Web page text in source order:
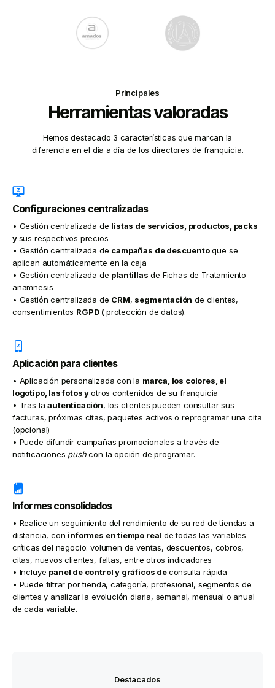
Principales
Herramientas valoradas
Hemos destacado 3 características que marcan la
diferencia en el día a día de los directores de franquicia.
Configuraciones centralizadas
• Gestión centralizada de listas de servicios, productos, packs
ysus respectivos precios
• Gestión centralizada de campañas de descuentoque se
aplican automáticamente en la caja
• Gestión centralizada de plantillas de Fichas de Tratamiento
anamnesis
• Gestión centralizada de CRM, segmentación de clientes,
consentimientos RGPD (protección de datos).
Aplicación para clientes
• Aplicación personalizada con la marca, los colores, el
logotipo, las fotos yotros contenidos de su franquicia
• Tras laautenticación, los clientes pueden consultar sus
facturas, próximas citas, paquetes activos o reprogramar una cita
(opcional)
• Puede difundir campañas promocionales a través de
notificaciones pushcon la opción de programar.
Informes consolidados
• Realice un seguimiento del rendimiento de su red de tiendas a
distancia, con informes en tiempo real de todas las variables
críticas del negocio: volumen de ventas, descuentos, cobros,
citas, nuevos clientes, faltas, entre otros indicadores
• Incluye panel de control y gráficos deconsulta rápida
• Puede filtrar por tienda, categoría, profesional, segmentos de
clientes y analizar la evolución diaria, semanal, mensual o anual
de cada variable.
Destacados